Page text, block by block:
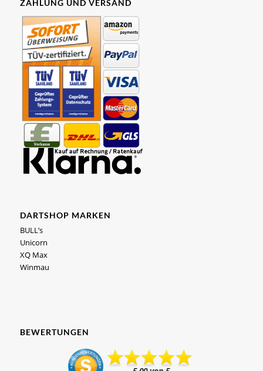
ZAHLUNG UND VERSAND
DARTSHOP MARKEN
BULL’s
Unicorn
XQ Max
Winmau
BEWERTUNGEN